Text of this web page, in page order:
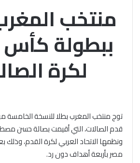
منتخب
ببطولة كأس
لكرة
توج منتخب المغرب بطلا للنسخة
ونظمها الاتحاد العربي لكرة القدم،
مصر بأربعة أهداف دون رد.